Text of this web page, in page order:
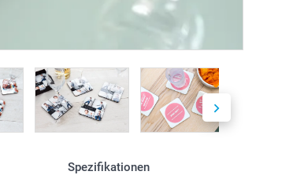
Spezifikationen